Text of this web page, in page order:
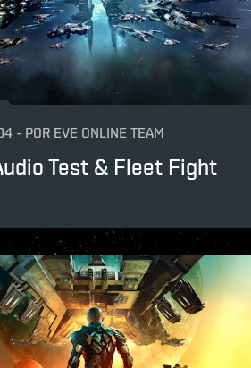
- POR EVE ONLINE TEAM
Test & Fleet Fight